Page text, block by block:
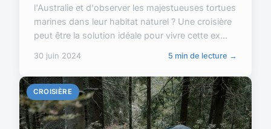
l'Australie et d'observer les majestueuses tortues
marines dans leur habitat naturel ? Une croisière
peut être la solution idéale pour vivre cette ex...
30 juin 2024 5 min de lecture →
CROISIÈRE